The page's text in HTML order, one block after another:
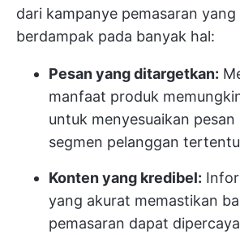
dari kampanye pemasaran yang
berdampak pada banyak hal:
Pesan yang ditargetkan:
manfaat produk
untuk menyesuaikan
segmen pelanggan tertentu
Konten yang kredibel:
yang akurat memastikan
pemasaran dapat